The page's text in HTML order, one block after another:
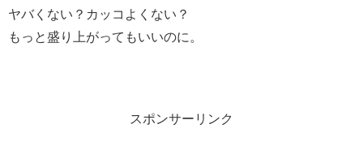
ヤバくない？カッコよくない？
もっと盛り上がってもいいのに。
スポンサーリンク